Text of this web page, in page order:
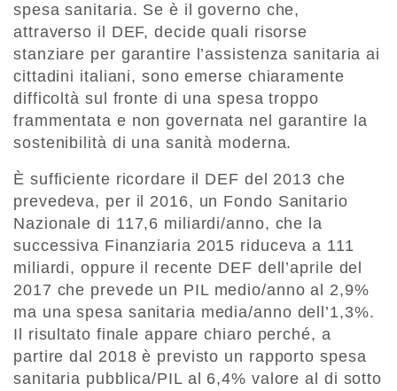
spesa sanitaria. Se è il governo che,
attraverso il DEF, decide quali risorse
stanziare per garantire l’assistenza sanitaria ai
cittadini italiani, sono emerse chiaramente
difficoltà sul fronte di una spesa troppo
frammentata e non governata nel garantire la
sostenibilità di una sanità moderna.
È sufficiente ricordare il DEF del 2013 che
prevedeva, per il 2016, un Fondo Sanitario
Nazionale di 117,6 miliardi/anno, che la
successiva Finanziaria 2015 riduceva a 111
miliardi, oppure il recente DEF dell’aprile del
2017 che prevede un PIL medio/anno al 2,9%
ma una spesa sanitaria media/anno dell’1,3%.
Il risultato finale appare chiaro perché, a
partire dal 2018 è previsto un rapporto spesa
sanitaria pubblica/PIL al 6,4% valore al di sotto